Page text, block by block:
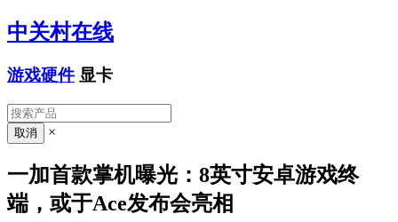
中关村在线
游戏硬件 显卡
×
一加首款掌机曝光：8英寸安卓游戏终
端，或于Ace发布会亮相